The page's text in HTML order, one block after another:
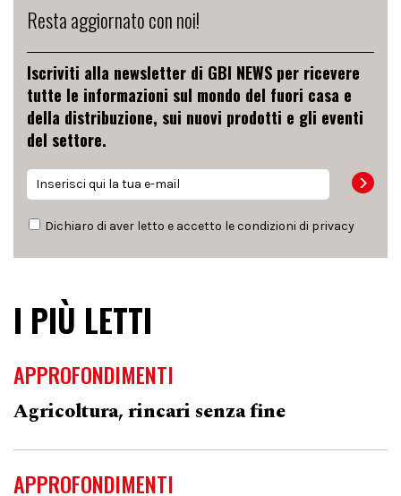
Resta aggiornato con noi!
Iscriviti alla newsletter di GBI NEWS per ricevere
tutte le informazioni sul mondo del fuori casa e
della distribuzione, sui nuovi prodotti e gli eventi
del settore.
Dichiaro di aver letto e accetto le condizioni di privacy
I PIÙ LETTI
APPROFONDIMENTI
Agricoltura, rincari senza fine
APPROFONDIMENTI